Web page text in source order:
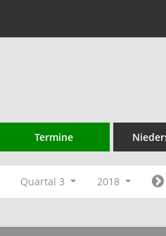
Termine
Quartal 3 2018